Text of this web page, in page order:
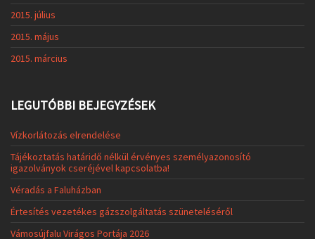
2015. július
2015. május
2015. március
LEGUTÓBBI BEJEGYZÉSEK
Vízkorlátozás elrendelése
Tájékoztatás határidő nélkül érvényes személyazonosító
igazolványok cseréjével kapcsolatba!
Véradás a Faluházban
Értesítés vezetékes gázszolgáltatás szüneteléséről
Vámosújfalu Virágos Portája 2026